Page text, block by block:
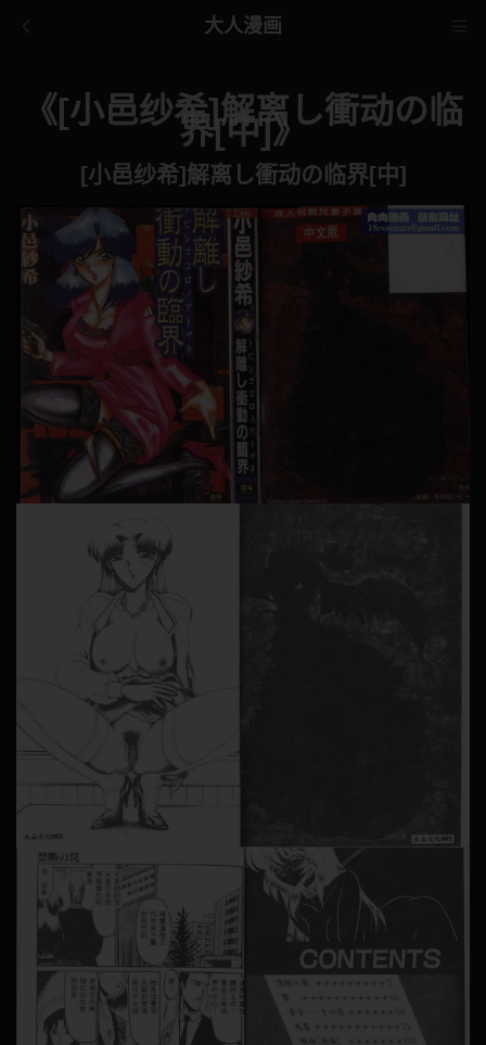
大人漫画
《[小邑纱希]解离し衝动の临
界[中]》
[小邑纱希]解离し衝动の临界[中]